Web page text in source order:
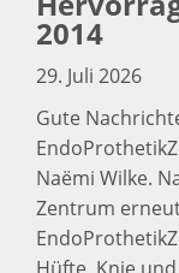
2014
29. Juli 2026
Gute
Naëmi Wilke.
Zentrum